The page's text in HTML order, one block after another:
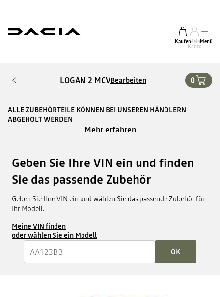
KaufenMein
Konto
Menü
LOGAN 2 MCVBearbeiten 0
ALLE ZUBEHÖRTEILE KÖNNEN BEI UNSEREN HÄNDLERN
ABGEHOLT WERDEN
Mehr erfahren
Geben Sie Ihre VIN ein und finden
Sie das passende Zubehör
Geben Sie Ihre VIN ein und wählen Sie das passende Zubehör für
Ihr Modell.
Meine VIN finden
oder wählen Sie ein Modell
OK